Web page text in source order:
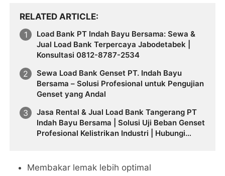
RELATED ARTICLE
Load Bank PT Indah Bayu Bersama: Sewa &
Jual Load Bank Terpercaya Jabodetabek |
Konsultasi 0812-8787-2534
Sewa Load Bank Genset PT. Indah Bayu
Bersama – Solusi Profesional untuk Pengujian
Genset yang Andal
Jasa Rental & Jual Load Bank Tangerang PT
Indah Bayu Bersama | Solusi Uji Beban Genset
Profesional Kelistrikan Industri | Hubungi
Membakar lemak lebih optimal